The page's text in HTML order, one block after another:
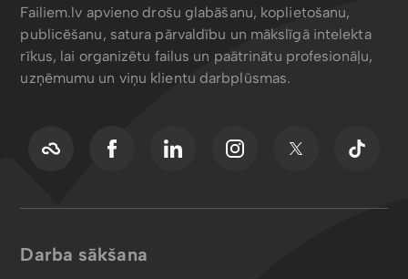
Failiem.lv apvieno drošu glabāšanu, koplietošanu,
publicēšanu, satura pārvaldību un mākslīgā intelekta
rīkus, lai organizētu failus un paātrinātu profesionāļu,
uzņēmumu un viņu klientu darbplūsmas.
Darba sākšana